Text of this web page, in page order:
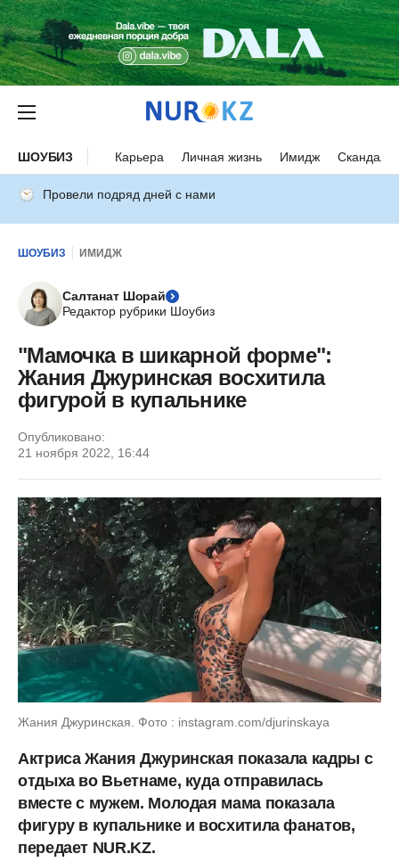
ШОУБИЗ Карьера Личная жизнь Имидж Скандалы
Провели подряд дней с нами
ШОУБИЗ ИМИДЖ
Салтанат Шорай
Редактор рубрики Шоубиз
"Мамочка в шикарной форме":
Жания Джуринская восхитила
фигурой в купальнике
Опубликовано:
21 ноября 2022, 16:44
Жания Джуринская. Фото : instagram.com/djurinskaya
Актриса Жания Джуринская показала кадры с
отдыха во Вьетнаме, куда отправилась
вместе с мужем. Молодая мама показала
фигуру в купальнике и восхитила фанатов,
передает NUR.KZ.